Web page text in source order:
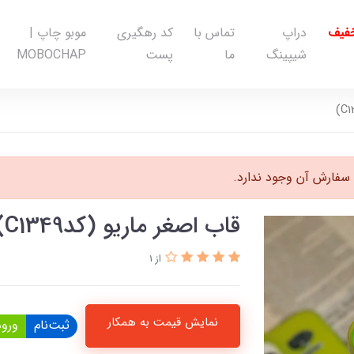
دراپ
شیپینگ
تماس با
ما
کد رهگیری
پست
موبو چاپ |
MOBOCHAP
آن وجود ندارد.
قاب اصغر ماریو (کدC1349)
از 1
نمایش قیمت به همکار ثبت‌نام